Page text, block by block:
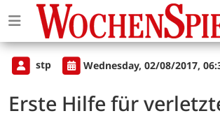
stp Wednesday, 02/08/2017,
Erste Hilfe für